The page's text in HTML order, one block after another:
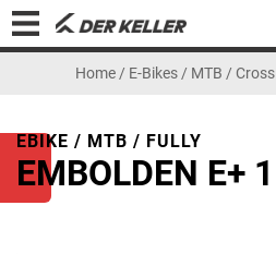
Home / E-Bikes / MTB / Cross
EBIKE / MTB / FULLY
EMBOLDEN E+ 1